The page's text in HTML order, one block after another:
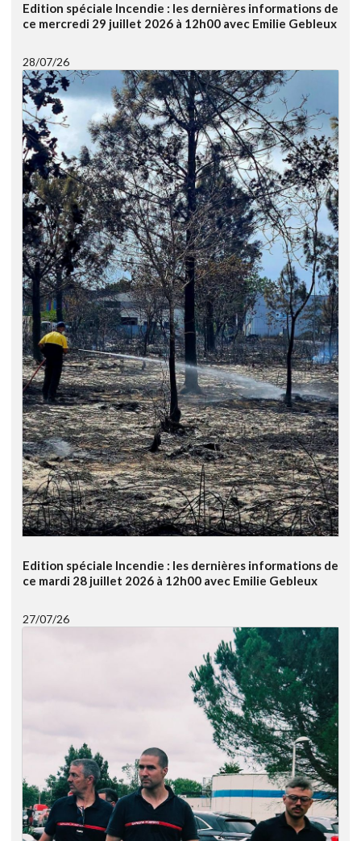
Edition spéciale Incendie : les dernières informations de
ce mercredi 29 juillet 2026 à 12h00 avec Emilie Gebleux
28/07/26
Edition spéciale Incendie : les dernières informations de
ce mardi 28 juillet 2026 à 12h00 avec Emilie Gebleux
27/07/26